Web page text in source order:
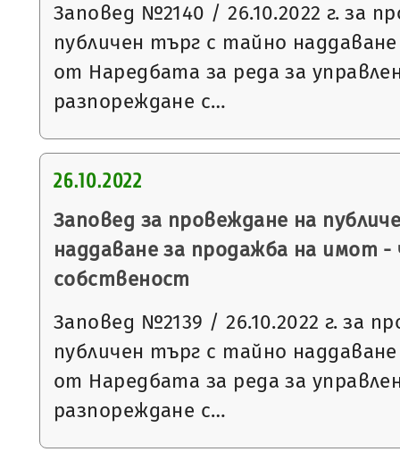
Заповед №2140 / 26.10.2022 г. за
публичен търг с тайно наддаване
от Наредбата за реда за
разпореждане с…
26.10.2022
Заповед за провеждане на
наддаване за продажба на имот
собственост
Заповед №2139 / 26.10.2022 г. за
публичен търг с тайно наддаване
от Наредбата за реда за
разпореждане с…